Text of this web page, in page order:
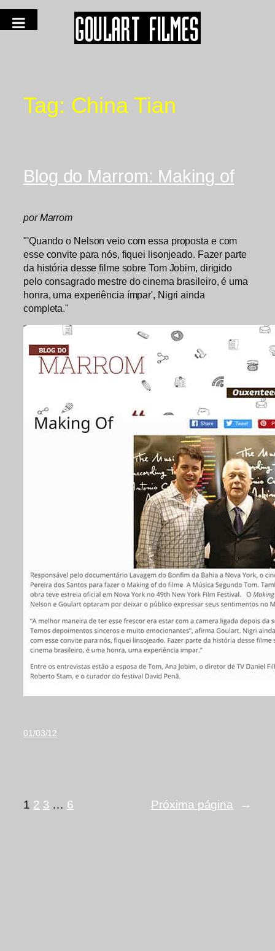
Tag: China Tian
Blog do Marrom: Making of
por Marrom
"'Quando o Nelson veio com essa proposta e com
esse convite para nós, fiquei lisonjeado. Fazer parte
da história desse filme sobre Tom Jobim, dirigido
pelo consagrado mestre do cinema brasileiro, é uma
honra, uma experiência ímpar', Nigri ainda
completa."
01/03/12
1 2 3 … 6 Próxima página →